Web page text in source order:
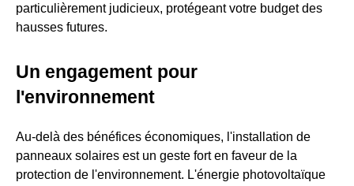
particulièrement judicieux, protégeant votre budget des
hausses futures.
Un engagement pour
l'environnement
Au-delà des bénéfices économiques, l'installation de
panneaux solaires est un geste fort en faveur de la
protection de l'environnement. L'énergie photovoltaïque